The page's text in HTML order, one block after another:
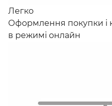
Легко
Оформлення покупки і
в режимі онлайн